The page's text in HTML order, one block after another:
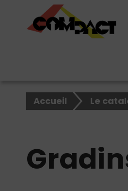
Accueil Le
Rechercher
sur